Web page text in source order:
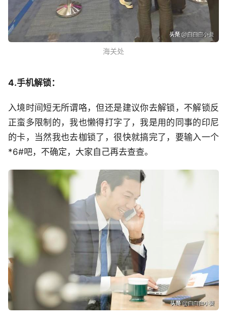
海关处
4.手机解锁：
入境时间短无所谓咯，但还是建议你去解锁，不解锁反
正蛮多限制的，我也懒得打字了，我是用的同事的印尼
的卡，当然我也去枷锁了，很快就搞完了，要输入一个
*6#吧，不确定，大家自己再去查查。